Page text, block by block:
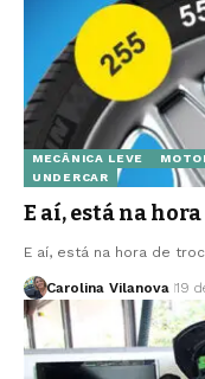
MECÂNICA LEVE
UNDERCAR
E aí, está na
E aí, está na hora de
Carolina Vilanova 19